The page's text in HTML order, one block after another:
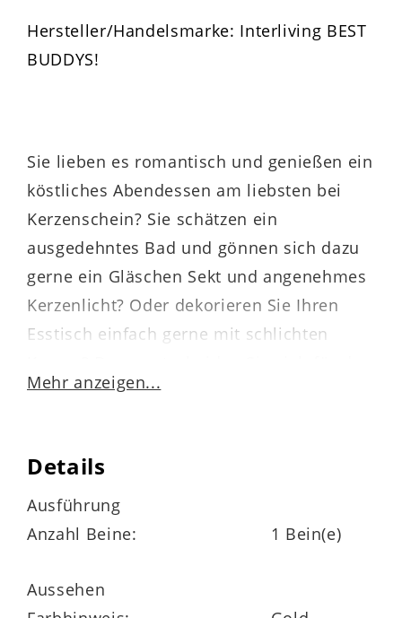
Hersteller/Handelsmarke: Interliving BEST
BUDDYS!
Sie lieben es romantisch und genießen ein
köstliches Abendessen am liebsten bei
Kerzenschein? Sie schätzen ein
ausgedehntes Bad und gönnen sich dazu
gerne ein Gläschen Sekt und angenehmes
Kerzenlicht? Oder dekorieren Sie Ihren
Esstisch einfach gerne mit schlichten
klassischne Interliving BEST BUDDYS!
Denn der Kerzenleuchter besteht aus
goldfarbenem Eisen und ist somit
vielseitig einsetzbar. Der Kerzenständer
von Höhe ca. 33 cm. Je nach Geschmack
und Einrichtungsstil können Sie natürlich
Mehr anzeigen...
Details
Ausführung
Anzahl Beine:
1 Bein(e)
Aussehen